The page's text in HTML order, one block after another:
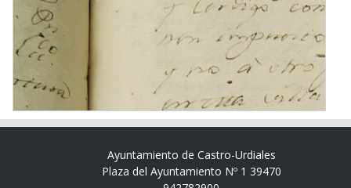
Ayuntamiento de Castro-Urdiales
Plaza del Ayuntamiento Nº 1 39470